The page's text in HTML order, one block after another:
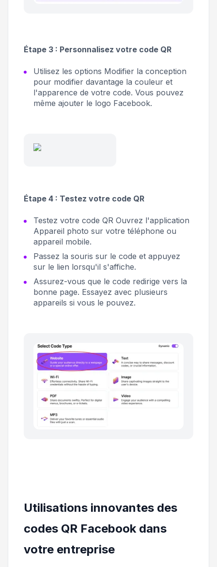
Étape 3 : Personnalisez votre code QR
Utilisez les options Modifier la conception
pour modifier davantage la couleur et
l'apparence de votre code. Vous pouvez
même ajouter le logo Facebook.
Étape 4 : Testez votre code QR
Testez votre code QR Ouvrez l'application
Appareil photo sur votre téléphone ou
appareil mobile.
Passez la souris sur le code et appuyez
sur le lien lorsqu'il s'affiche.
Assurez-vous que le code redirige vers la
bonne page. Essayez avec plusieurs
appareils si vous le pouvez.
Utilisations innovantes des
codes QR Facebook dans
votre entreprise